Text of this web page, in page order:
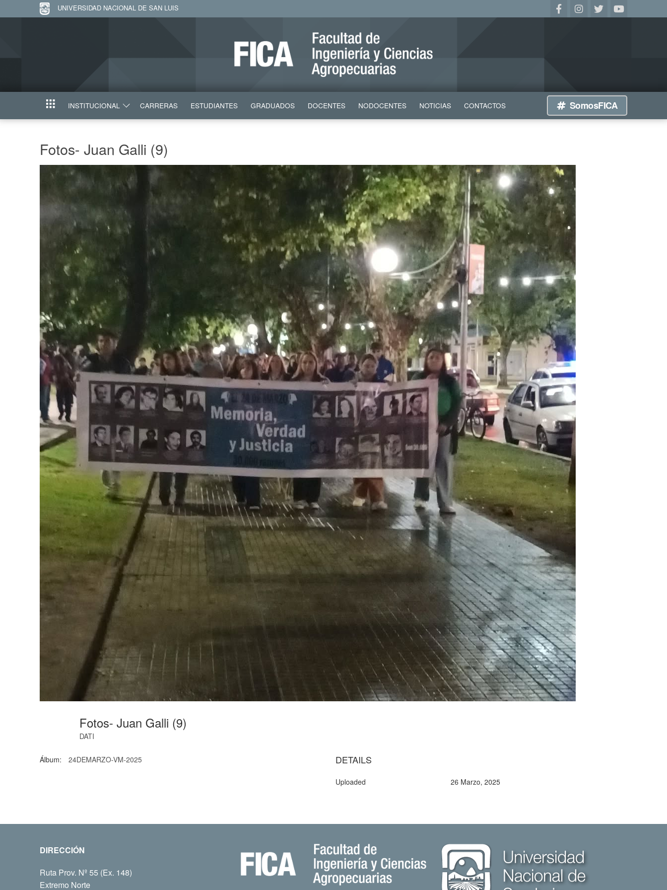
UNIVERSIDAD NACIONAL DE SAN LUIS
INICIO INSTITUCIONAL CARRERAS ESTUDIANTES GRADUADOS DOCENTES NODOCENTES NOTICIAS CONTACTOS SomosFICA
Fotos- Juan Galli (9)
Fotos- Juan Galli (9)
DATI
Álbum: 24DEMARZO-VM-2025 DETAILS
Uploaded 26 Marzo, 2025
DIRECCIÓN
Ruta Prov. Nº 55 (Ex. 148)
Extremo Norte